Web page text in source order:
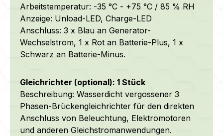
Arbeitstemperatur: -35 °C - +75 °C / 85 % RH
Anzeige: Unload-LED, Charge-LED
Anschluss: 3 x Blau an Generator-
Wechselstrom, 1 x Rot an Batterie-Plus, 1 x
Schwarz an Batterie-Minus.
Gleichrichter (optional): 1 Stück
Beschreibung: Wasserdicht vergossener 3
Phasen-Brückengleichrichter für den direkten
Anschluss von Beleuchtung, Elektromotoren
und anderen Gleichstromanwendungen.